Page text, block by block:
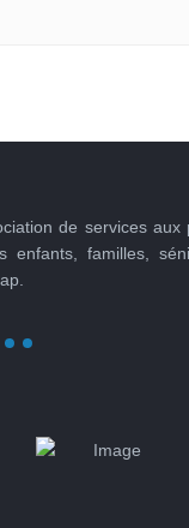
de services
enfants, familles,